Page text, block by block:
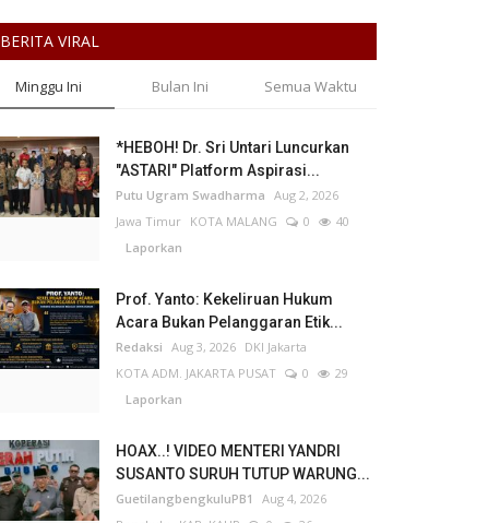
BERITA VIRAL
Minggu Ini Bulan Ini Semua Waktu
*HEBOH! Dr. Sri Untari Luncurkan
"ASTARI" Platform Aspirasi...
Putu Ugram Swadharma Aug 2, 2026
Jawa Timur KOTA MALANG 0
40
Laporkan
Prof. Yanto: Kekeliruan Hukum
Acara Bukan Pelanggaran Etik...
Redaksi Aug 3, 2026 DKI Jakarta
KOTA ADM. JAKARTA PUSAT
0
29
Laporkan
HOAX..! VIDEO MENTERI YANDRI
SUSANTO SURUH TUTUP WARUNG...
GuetilangbengkuluPB1
Aug 4, 2026